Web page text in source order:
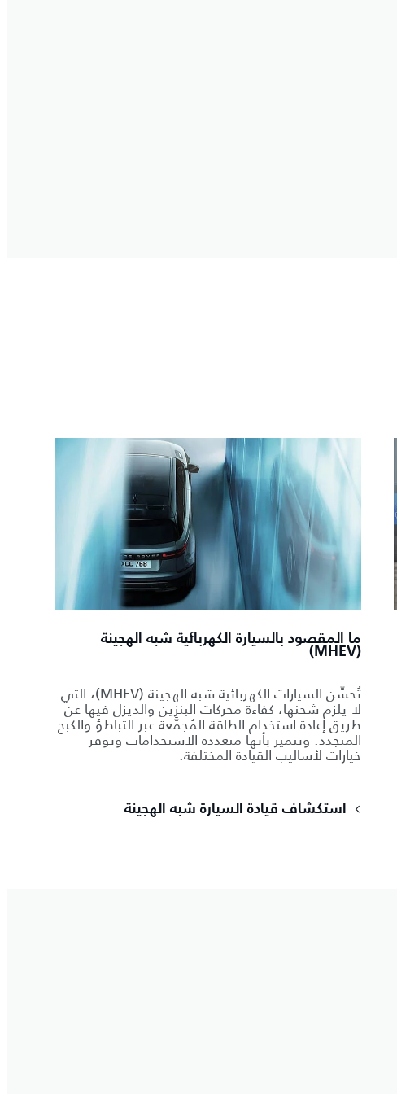
ما المقصود بالسيارة الكهربائية شبه الهجينة
(MHEV)
تُحسِّن السيارات الكهربائية شبه الهجينة (MHEV)، التي
لا يلزم شحنها، كفاءة محركات البنزين والديزل فيها عن
طريق إعادة استخدام الطاقة المُجمَّعة عبر التباطؤ والكبح
المتجدد. وتتميز بأنها متعددة الاستخدامات وتوفر
خيارات لأساليب القيادة المختلفة.
استكشاف قيادة السيارة شبه الهجينة